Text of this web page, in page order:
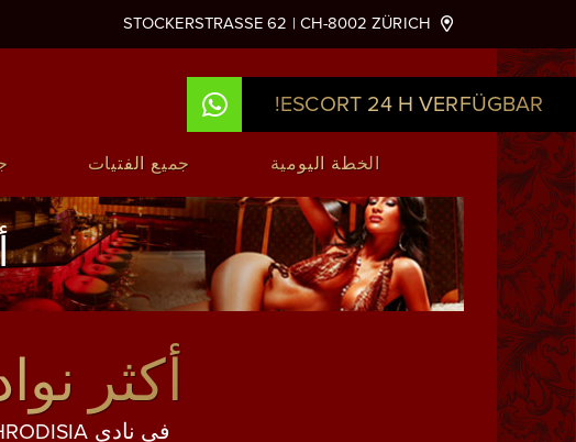
ESCORT 24 H VERFÜGBAR!
STOCKERSTRASSE 62 | CH-8002 ZÜRICH
Hauptnavigation
الخطة اليومية جميع الفتيات
أكثر